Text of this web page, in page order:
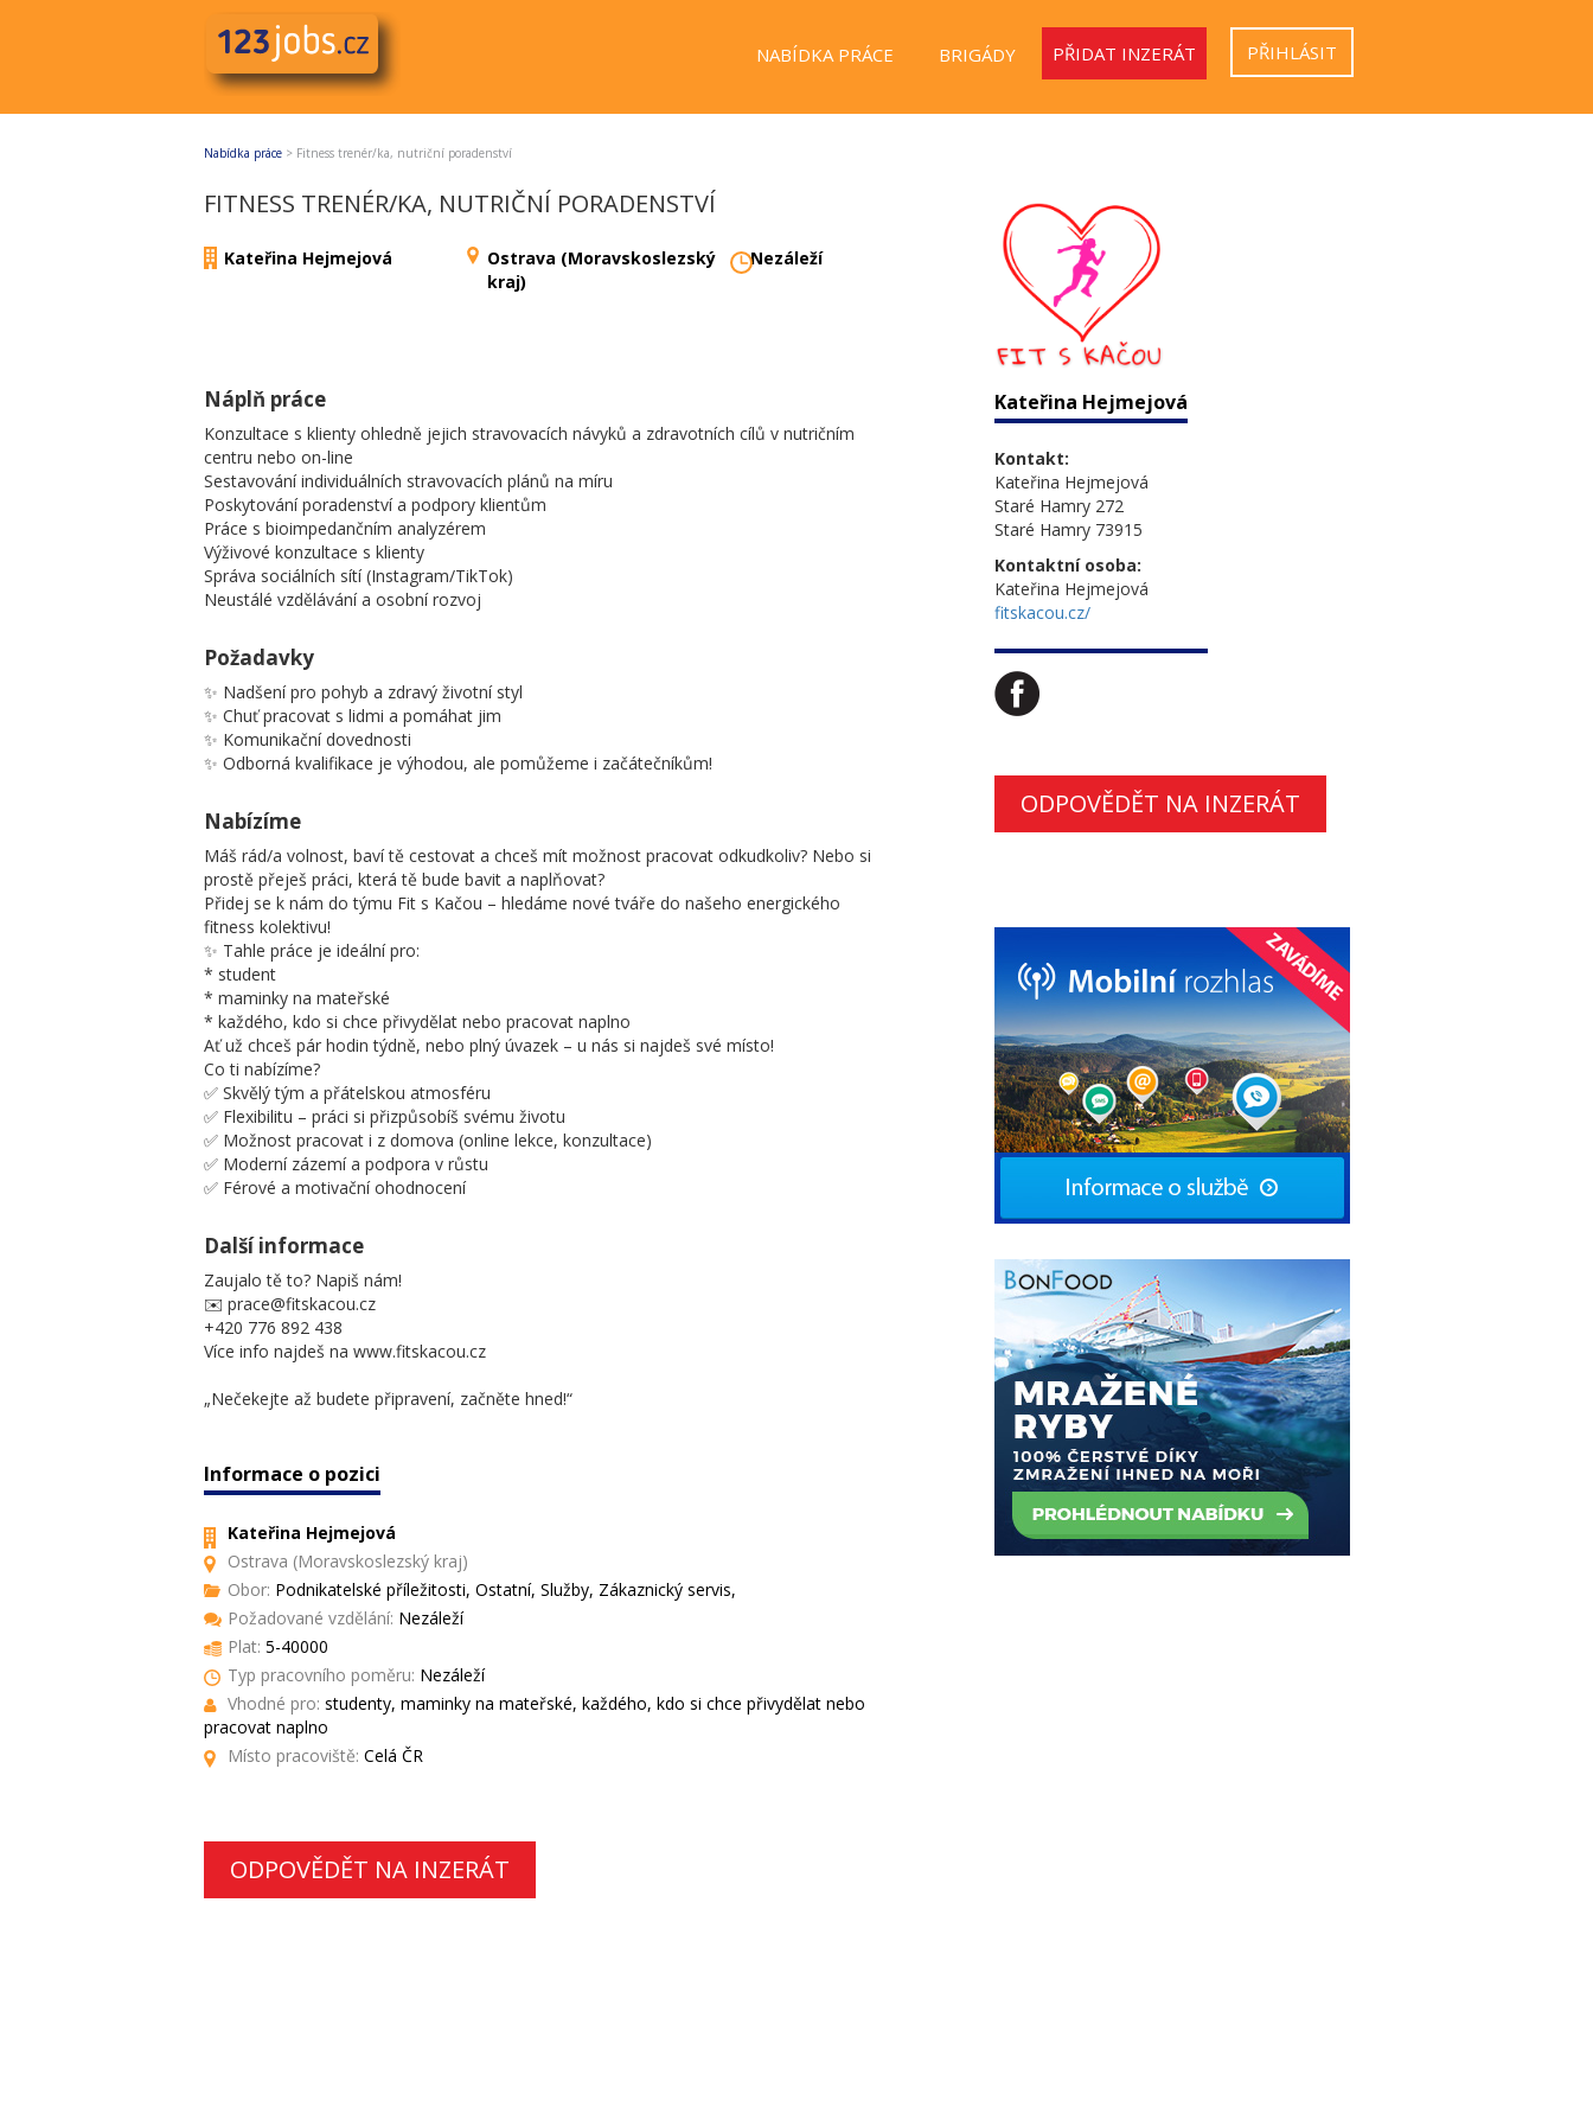
NABÍDKA PRÁCE BRIGÁDY PŘIDAT INZERÁT PŘIHLÁSIT
Nabídka práce > Fitness trenér/ka, nutriční poradenství
FITNESS TRENÉR/KA, NUTRIČNÍ PORADENSTVÍ
Kateřina Hejmejová
Ostrava (Moravskoslezský
kraj)
Nezáleží
Náplň práce
Konzultace s klienty ohledně jejich stravovacích návyků a zdravotních cílů v nutričním
centru nebo on-line
Sestavování individuálních stravovacích plánů na míru
Poskytování poradenství a podpory klientům
Práce s bioimpedančním analyzérem
Výživové konzultace s klienty
Správa sociálních sítí (Instagram/TikTok)
Neustálé vzdělávání a osobní rozvoj
Požadavky
✨ Nadšení pro pohyb a zdravý životní styl
✨ Chuť pracovat s lidmi a pomáhat jim
✨ Komunikační dovednosti
✨ Odborná kvalifikace je výhodou, ale pomůžeme i začátečníkům!
Nabízíme
Máš rád/a volnost, baví tě cestovat a chceš mít možnost pracovat odkudkoliv? Nebo si
prostě přeješ práci, která tě bude bavit a naplňovat?
Přidej se k nám do týmu Fit s Kačou – hledáme nové tváře do našeho energického
fitness kolektivu!
✨ Tahle práce je ideální pro:
* student
* maminky na mateřské
* každého, kdo si chce přivydělat nebo pracovat naplno
Ať už chceš pár hodin týdně, nebo plný úvazek – u nás si najdeš své místo!
Co ti nabízíme?
✅ Skvělý tým a přátelskou atmosféru
✅ Flexibilitu – práci si přizpůsobíš svému životu
✅ Možnost pracovat i z domova (online lekce, konzultace)
✅ Moderní zázemí a podpora v růstu
✅ Férové a motivační ohodnocení
Další informace
Zaujalo tě to? Napiš nám!
✉️ prace@fitskacou.cz
+420 776 892 438
Více info najdeš na www.fitskacou.cz
„Nečekejte až budete připravení, začněte hned!“
Informace o pozici
Kateřina Hejmejová
Ostrava (Moravskoslezský kraj)
Obor: Podnikatelské příležitosti, Ostatní, Služby, Zákaznický servis,
Požadované vzdělání: Nezáleží
Plat: 5-40000
Typ pracovního poměru: Nezáleží
Vhodné pro: studenty, maminky na mateřské, každého, kdo si chce přivydělat nebo
pracovat naplno
Místo pracoviště: Celá ČR
ODPOVĚDĚT NA INZERÁT
Kateřina Hejmejová
Kontakt:
Kateřina Hejmejová
Staré Hamry 272
Staré Hamry 73915
Kontaktní osoba:
Kateřina Hejmejová
fitskacou.cz/
ODPOVĚDĚT NA INZERÁT